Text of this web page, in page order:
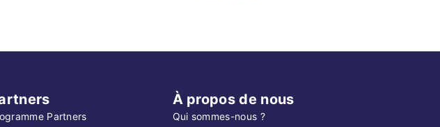
Partners
À propos de nous
Qui sommes-nous ?